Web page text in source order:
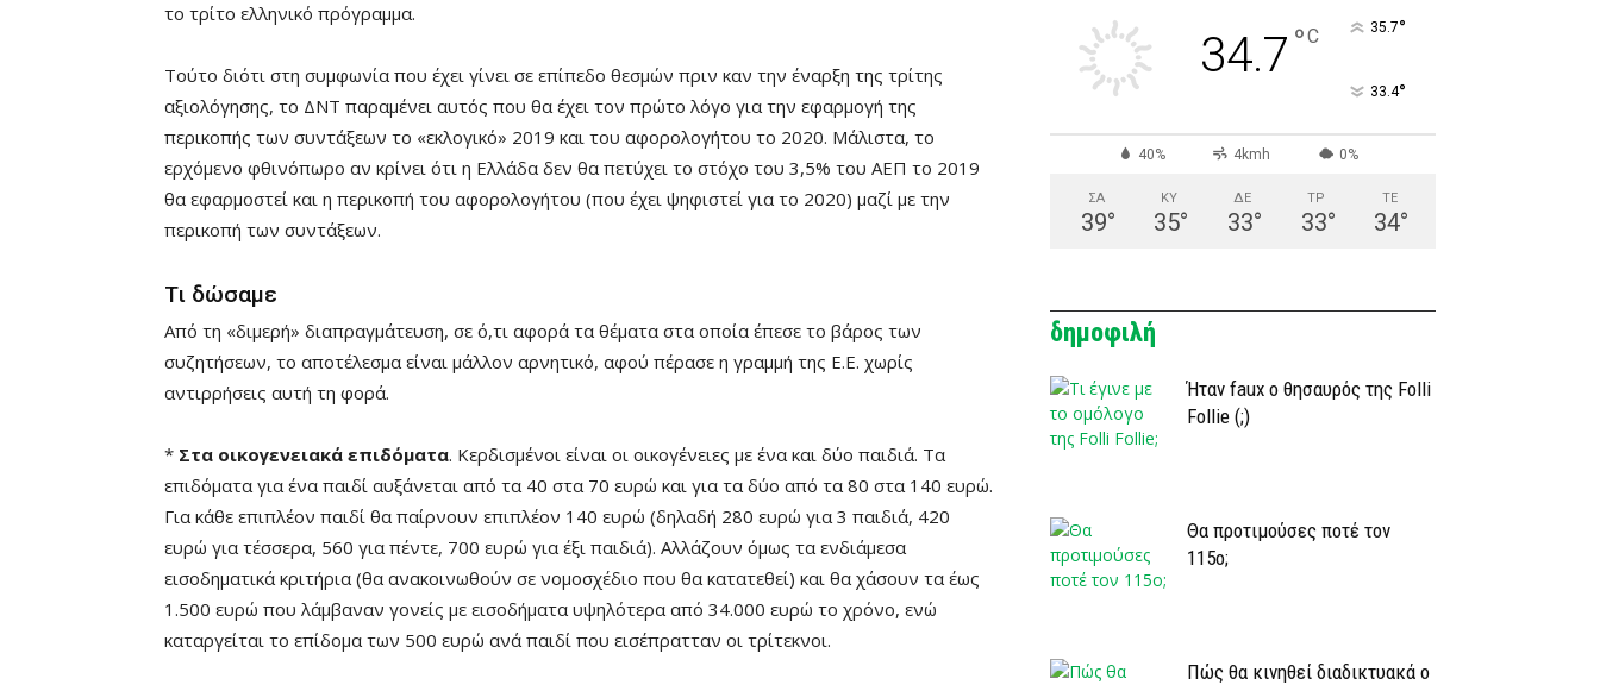
το τρίτο ελληνικό πρόγραμμα.
Τούτο διότι στη συμφωνία που έχει γίνει σε επίπεδο θεσμών πριν καν την έναρξη της τρίτης
αξιολόγησης, το ΔΝΤ παραμένει αυτός που θα έχει τον πρώτο λόγο για την εφαρμογή της
περικοπής των συντάξεων το «εκλογικό» 2019 και του αφορολογήτου το 2020. Μάλιστα, το
ερχόμενο φθινόπωρο αν κρίνει ότι η Ελλάδα δεν θα πετύχει το στόχο του 3,5% του ΑΕΠ το 2019
θα εφαρμοστεί και η περικοπή του αφορολογήτου (που έχει ψηφιστεί για το 2020) μαζί με την
περικοπή των συντάξεων.
Τι δώσαμε
Από τη «διμερή» διαπραγμάτευση, σε ό,τι αφορά τα θέματα στα οποία έπεσε το βάρος των
συζητήσεων, το αποτέλεσμα είναι μάλλον αρνητικό, αφού πέρασε η γραμμή της Ε.Ε. χωρίς
αντιρρήσεις αυτή τη φορά.
* Στα οικογενειακά επιδόματα. Κερδισμένοι είναι οι οικογένειες με ένα και δύο παιδιά. Τα
επιδόματα για ένα παιδί αυξάνεται από τα 40 στα 70 ευρώ και για τα δύο από τα 80 στα 140 ευρώ.
Για κάθε επιπλέον παιδί θα παίρνουν επιπλέον 140 ευρώ (δηλαδή 280 ευρώ για 3 παιδιά, 420
ευρώ για τέσσερα, 560 για πέντε, 700 ευρώ για έξι παιδιά). Αλλάζουν όμως τα ενδιάμεσα
εισοδηματικά κριτήρια (θα ανακοινωθούν σε νομοσχέδιο που θα κατατεθεί) και θα χάσουν τα έως
1.500 ευρώ που λάμβαναν γονείς με εισοδήματα υψηλότερα από 34.000 ευρώ το χρόνο, ενώ
καταργείται το επίδομα των 500 ευρώ ανά παιδί που εισέπρατταν οι τρίτεκνοι.
34.7 °C 35.7°
33.4°
40% 4kmh 0%
ΣΑ
39°
ΚΥ
35°
ΔΕ
33°
ΤΡ
33°
ΤΕ
34°
δημοφιλή
Ήταν faux ο θησαυρός της Folli
Follie (;)
Θα προτιμούσες ποτέ τον
115ο;
Πώς θα κινηθεί διαδικτυακά ο